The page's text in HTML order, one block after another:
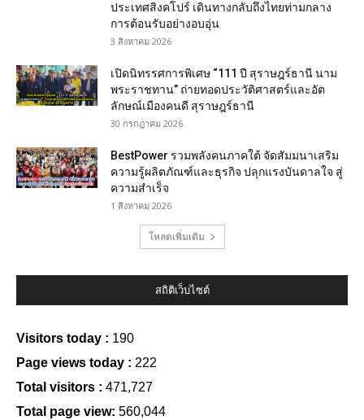
ประเทศสิงคโปร์ เดินทางกลับถึงไทยท่ามกลาง
การต้อนรับอย่างอบอุ่น
3 สิงหาคม 2026
เปิดนิทรรศการพิเศษ “111 ปี สุราษฎร์ธานี นาม
พระราชทาน” ถ่ายทอดประวัติศาสตร์และอัต
ลักษณ์เมืองคนดี สุราษฎร์ธานี
30 กรกฎาคม 2026
BestPower รวมพลังคนภาคใต้ จัดสัมมนาเสริม
ความรู้ผลิตภัณฑ์และธุรกิจ ปลุกแรงบันดาลใจ สู่
ความสำเร็จ
1 สิงหาคม 2026
โหลดเพิ่มเติม
สถิติเว็บไซต์
Visitors today : 190
Page views today : 222
Total visitors : 471,727
Total page view: 560,044